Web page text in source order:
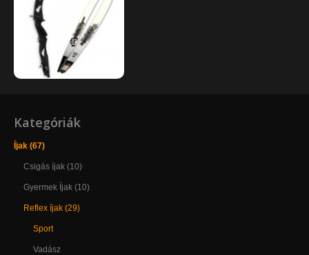
Kategóriák
Íjak (67)
Csigás íjak (10)
Gyermek Íjak (10)
Reflex íjak (29)
Sport
Vadász